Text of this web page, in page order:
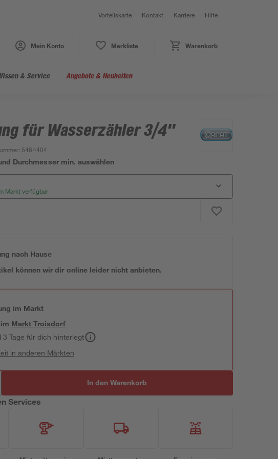
Vorteilskarte Kontakt Karriere Hilfe
Mein Konto Merkliste Warenkorb
& Service Angebote & Neuheiten
für Wasserzähler 3/4"
: 5464404
Durchmesser min. auswählen
Markt verfügbar
nach Hause
können wir dir online leider nicht anbieten.
im Markt
im MarktTroisdorf
3 Tage für dich hinterlegt
in anderen Märkten
In den Warenkorb
Services